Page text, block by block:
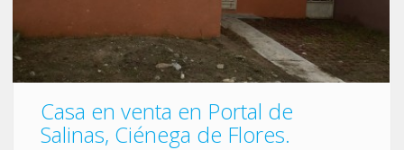
Casa en venta en Portal de
Salinas, Ciénega de Flores.